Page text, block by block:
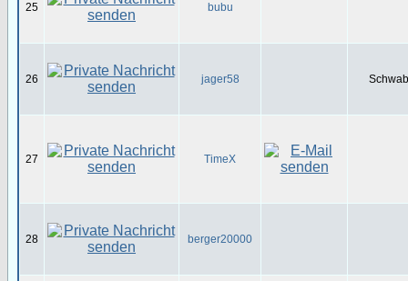
25 bubu
26 jager58
27 TimeX
28 berger20000